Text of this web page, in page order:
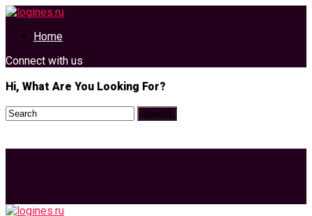
Home
Connect with us
Hi, What Are You Looking For?